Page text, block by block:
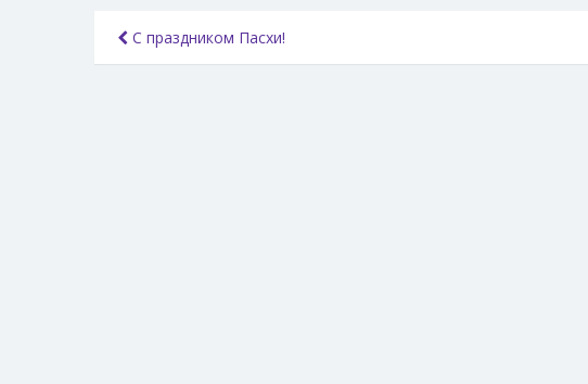
Навигация
по
С праздником Пасхи!